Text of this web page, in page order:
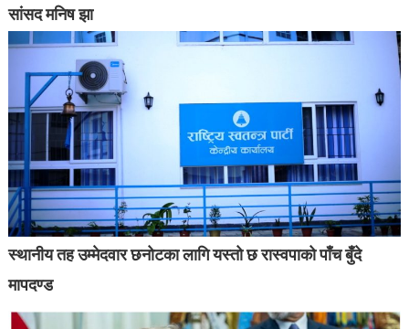
सांसद मनिष झा
स्थानीय तह उम्मेदवार छनोटका लागि यस्तो छ रास्वपाको पाँच बुँदे
मापदण्ड